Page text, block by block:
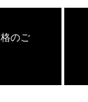
のご